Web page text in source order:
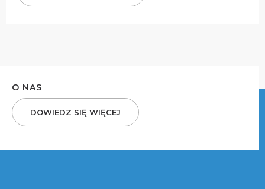
O NAS
DOWIEDZ SIĘ WIĘCEJ